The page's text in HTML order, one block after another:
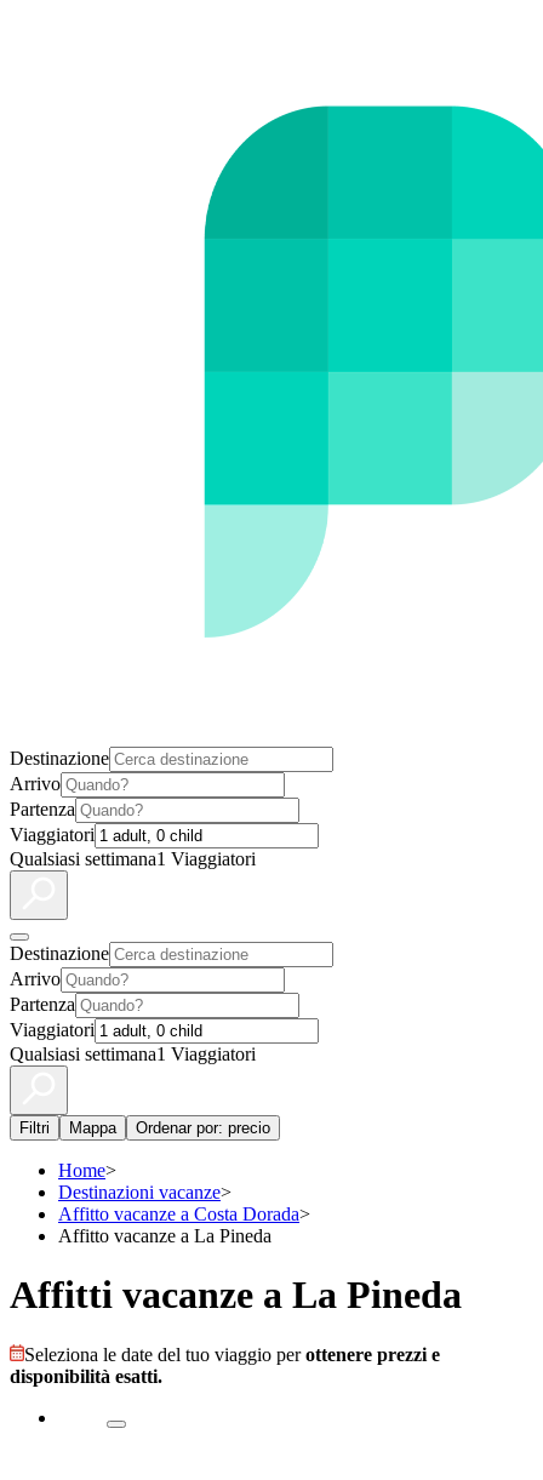
Destinazione
Arrivo
Partenza
Viaggiatori
Qualsiasi settimana1 Viaggiatori
Destinazione
Arrivo
Partenza
Viaggiatori
Qualsiasi settimana1 Viaggiatori
Filtri Mappa Ordenar por: precio
Home>
Destinazioni vacanze>
Affitto vacanze a Costa Dorada>
Affitto vacanze a La Pineda
Affitti vacanze a La Pineda
Seleziona le date del tuo viaggio perottenere prezzi e
disponibilità esatti.